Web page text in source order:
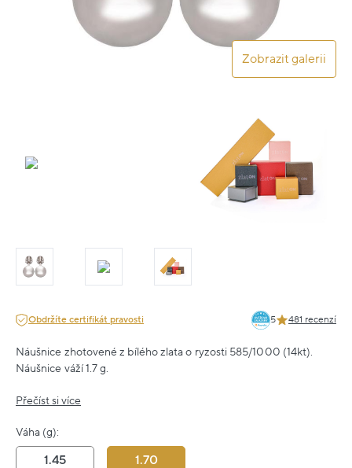
Zobrazit galerii
Obdržíte certifikát pravosti 5 481 recenzí
Náušnice zhotovené z bílého zlata o ryzosti 585/1000 (14kt).
Náušnice váží 1.7 g.
Přečíst si více
Váha (g):
1.45 1.70